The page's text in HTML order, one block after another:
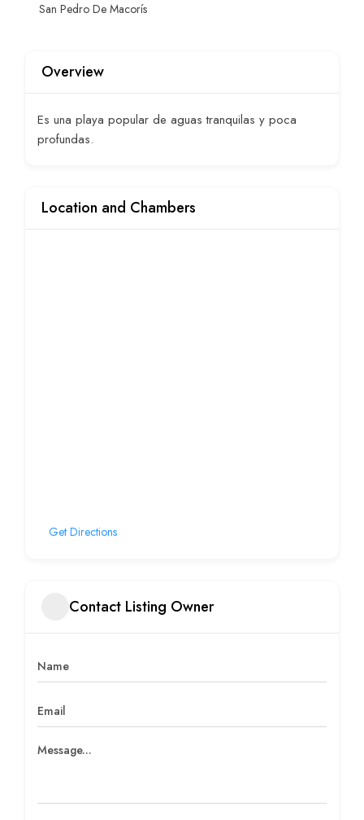
San Pedro De Macorís
Overview
Es una playa popular de aguas tranquilas y poca
profundas.
Location and Chambers
Get Directions
Contact Listing Owner